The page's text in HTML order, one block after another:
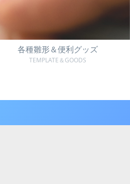
各種雛形＆便利グッズ
TEMPLATE＆GOODS